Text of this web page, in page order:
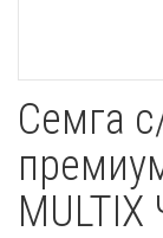
Семга